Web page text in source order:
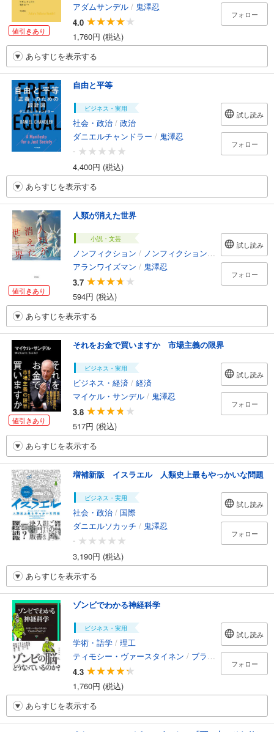
値引きあり
アダムサンデル / 鬼澤忍
4.0
1,760円 (税込)
フォロー
あらすじを表示する
自由と平等
ビジネス・実用
社会・政治 / 政治
ダニエルチャンドラー / 鬼澤忍
-
4,400円 (税込)
試し読み
フォロー
あらすじを表示する
値引きあり
人類が消えた世界
小説・文芸
ノンフィクション / ノンフィクション・ドキュメンタリー
アランワイズマン / 鬼澤忍
3.7
594円 (税込)
試し読み
フォロー
あらすじを表示する
値引きあり
それをお金で買いますか 市場主義の限界
ビジネス・実用
ビジネス・経済 / 経済
マイケル・サンデル / 鬼澤忍
3.8
517円 (税込)
試し読み
フォロー
あらすじを表示する
増補新版 イスラエル 人類史上最もやっかいな問題
ビジネス・実用
社会・政治 / 国際
ダニエルソカッチ / 鬼澤忍
-
3,190円 (税込)
試し読み
フォロー
あらすじを表示する
ゾンビでわかる神経科学
ビジネス・実用
学術・語学 / 理工
ティモシー・ヴァースタイネン / ブラッドリー・ヴォイテック
4.3
1,760円 (税込)
試し読み
フォロー
あらすじを表示する